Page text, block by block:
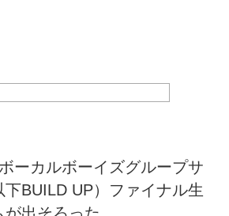
ーカルボーイズグループサ
BUILD UP）ファイナル生